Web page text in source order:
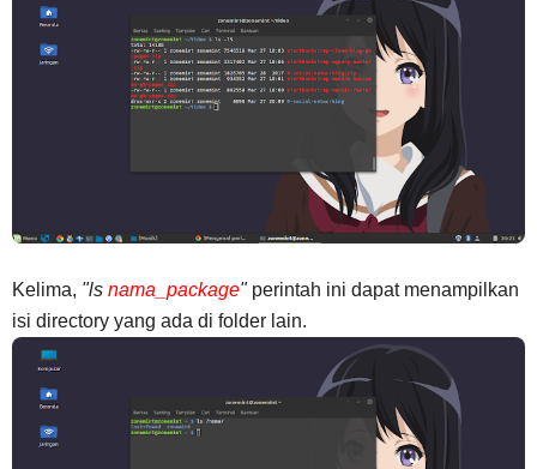
Kelima, "ls nama_package"perintah ini dapat menampilkan
isi directory yang ada di folder lain.